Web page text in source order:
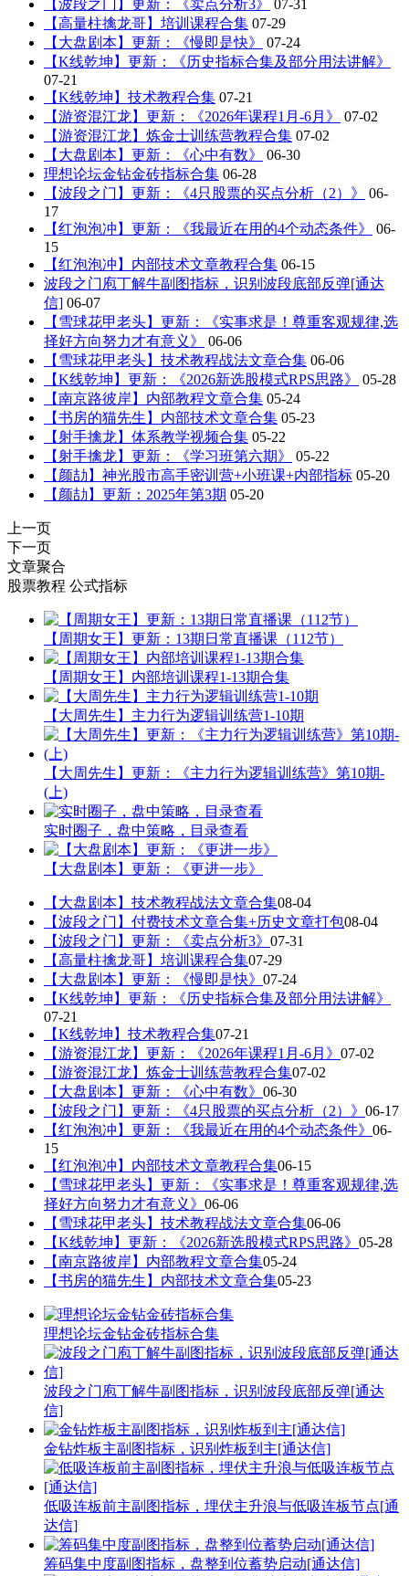
【波段之门】更新：《卖点分析3》
07-31
【高量柱擒龙哥】培训课程合集 07-29
【大盘剧本】更新：《慢即是快》
07-24
【K线乾坤】更新：《历史指标合集及部分用法讲解》
07-21
【K线乾坤】技术教程合集 07-21
【游资混江龙】更新：《2026年课程1月-6月》
07-02
【游资混江龙】炼金士训练营教程合集 07-02
【大盘剧本】更新：《心中有数》
06-30
理想论坛金钻金砖指标合集 06-28
【波段之门】更新：《4只股票的买点分析（2）》
06-
17
【红泡泡冲】更新：《我最近在用的4个动态条件》
06-
15
【红泡泡冲】内部技术文章教程合集 06-15
波段之门庖丁解牛副图指标，识别波段底部反弹[通达
信] 06-07
【雪球花甲老头】更新：《实事求是！尊重客观规律,选
择好方向努力才有意义》
06-06
【雪球花甲老头】技术教程战法文章合集 06-06
【K线乾坤】更新：《2026新选股模式RPS思路》
05-28
【南京路彼岸】内部教程文章合集 05-24
【书房的猫先生】内部技术文章合集 05-23
【射手擒龙】体系教学视频合集 05-22
【射手擒龙】更新：《学习班第六期》
05-22
【颜劼】神光股市高手密训营+小班课+内部指标 05-20
【颜劼】更新：2025年第3期 05-20
上一页
下一页
文章聚合
股票教程 公式指标
【周期女王】更新：13期日常直播课（112节）
【周期女王】内部培训课程1-13期合集
【大周先生】主力行为逻辑训练营1-10期
【大周先生】更新：《主力行为逻辑训练营》第10期-
(上)
实时圈子，盘中策略，目录查看
【大盘剧本】更新：《更进一步》
【大盘剧本】技术教程战法文章合集08-04
【波段之门】付费技术文章合集+历史文章打包08-04
【波段之门】更新：《卖点分析3》 07-31
【高量柱擒龙哥】培训课程合集07-29
【大盘剧本】更新：《慢即是快》 07-24
【K线乾坤】更新：《历史指标合集及部分用法讲解》
07-21
【K线乾坤】技术教程合集07-21
【游资混江龙】更新：《2026年课程1月-6月》 07-02
【游资混江龙】炼金士训练营教程合集07-02
【大盘剧本】更新：《心中有数》 06-30
【波段之门】更新：《4只股票的买点分析（2）》 06-17
【红泡泡冲】更新：《我最近在用的4个动态条件》 06-
15
【红泡泡冲】内部技术文章教程合集06-15
【雪球花甲老头】更新：《实事求是！尊重客观规律,选
择好方向努力才有意义》 06-06
【雪球花甲老头】技术教程战法文章合集06-06
【K线乾坤】更新：《2026新选股模式RPS思路》 05-28
【南京路彼岸】内部教程文章合集05-24
【书房的猫先生】内部技术文章合集05-23
理想论坛金钻金砖指标合集
波段之门庖丁解牛副图指标，识别波段底部反弹[通达
信]
金钻炸板主副图指标，识别炸板到主[通达信]
低吸连板前主副图指标，埋伏主升浪与低吸连板节点[通
达信]
筹码集中度副图指标，盘整到位蓄势启动[通达信]